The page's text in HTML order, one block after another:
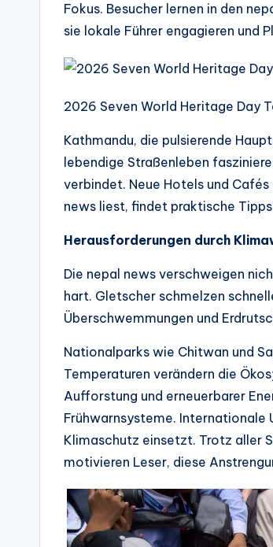
Fokus. Besucher lernen in den
sie lokale Führer engagieren und
2026 Seven World Heritage Day
Kathmandu, die pulsierende
lebendige Straßenleben
verbindet. Neue Hotels und
news liest, findet praktische
Herausforderungen durch
Die nepal news verschweigen
hart. Gletscher schmelzen
Überschwemmungen und
Nationalparks wie Chitwan und
Temperaturen verändern die
Aufforstung und erneuerbarer
Frühwarnsysteme. Internationale
Klimaschutz einsetzt. Trotz aller
motivieren Leser, diese